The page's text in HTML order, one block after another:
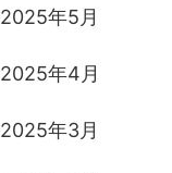
2025年5月
2025年4月
2025年3月